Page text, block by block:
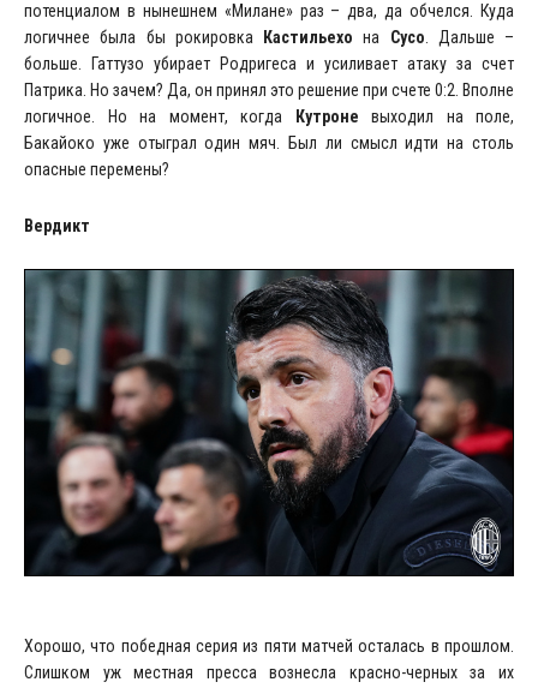
потенциалом в нынешнем «Милане» раз – два, да обчелся. Куда
логичнее была бы рокировка
Кастильехо на Сусо . Дальше –
больше. Гаттузо убирает Родригеса и усиливает атаку за счет
Патрика. Но зачем? Да, он принял это решение при счете 0:2. Вполне
логичное. Но на момент, когда
Кутроне выходил на поле,
Бакайоко уже отыграл один мяч. Был ли смысл идти на столь
опасные перемены?
Вердикт
Хорошо, что победная серия из пяти матчей осталась в прошлом.
Слишком уж местная пресса вознесла красно-черных за их